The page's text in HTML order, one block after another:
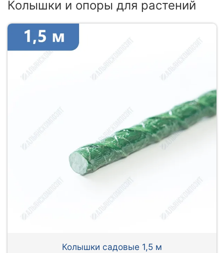
Колышки и опоры для растений
Колышки садовые 1,5 м